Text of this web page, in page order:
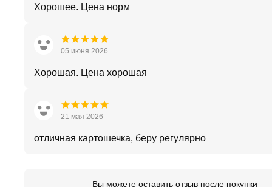
Хорошее. Цена норм
05 июня 2026
Хорошая. Цена хорошая
21 мая 2026
отличная картошечка, беру регулярно
Вы можете оставить отзыв после покупки